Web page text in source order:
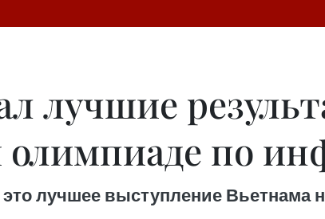
лучшие
олимпиаде по
лучшее выступление Вьетнама